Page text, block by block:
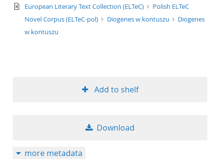
text/xml
European Literary Text Collection (ELTeC)
Polish ELTeC
Novel Corpus (ELTeC-pol)
Diogenes w kontuszu
Diogenes
w kontuszu
Add to shelf
Download
more metadata